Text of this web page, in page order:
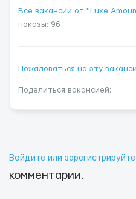
Все вакансии от "Luxe
показы: 96
Пожаловаться на эту
Поделиться вакансией:
Войдите или
комментарии.